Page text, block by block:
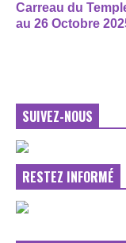
Carreau du
au 26 Octobre
SUIVEZ-NOUS
RESTEZ INFORMÉ